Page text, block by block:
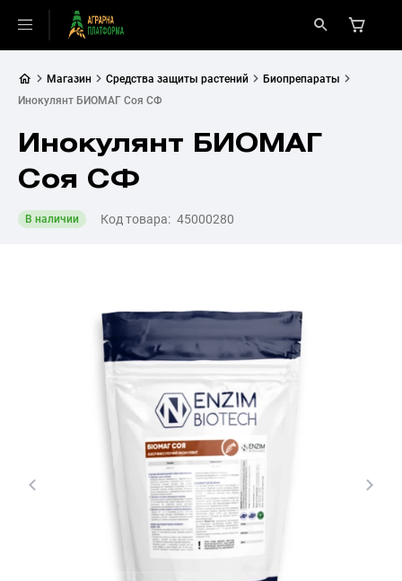
Магазин Средства защиты растений
Биопрепараты
Инокулянт БИОМАГ Соя СФ
Инокулянт БИОМАГ
Соя СФ
В наличии Код товара: 45000280